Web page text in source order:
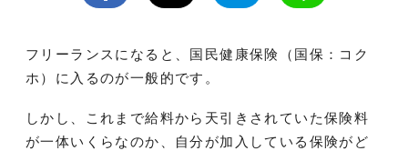
フリーランスになると、国民健康保険（国保：コク
ホ）に入るのが一般的です。
しかし、これまで給料から天引きされていた保険料
が一体いくらなのか、自分が加入している保険がど